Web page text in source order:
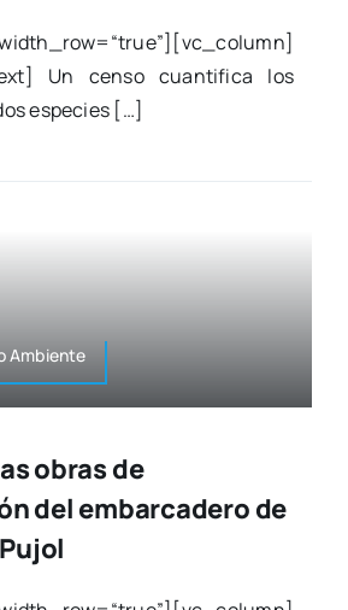
Un cen­so cuan­ti­fi­ca los
espe­cies […]
Ambien­te
obras de
del embarcadero de